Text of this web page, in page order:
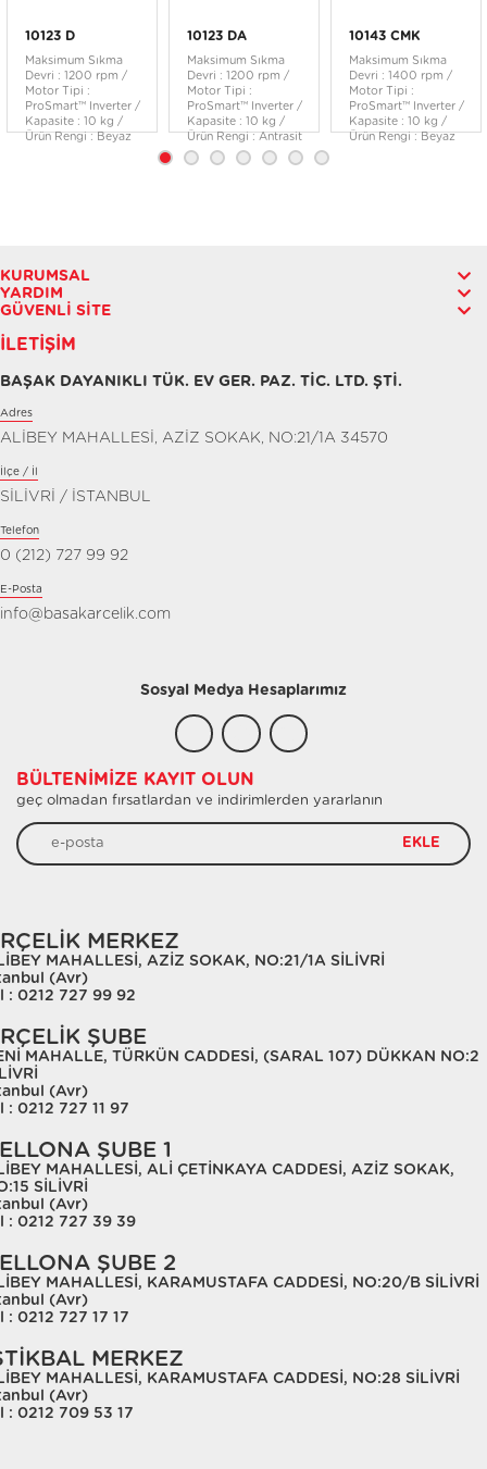
10123 D
Maksimum Sıkma
Devri : 1200 rpm /
Motor Tipi :
ProSmart™ Inverter /
Kapasite : 10 kg /
Ürün Rengi : Beyaz
10123 DA
Maksimum Sıkma
Devri : 1200 rpm /
Motor Tipi :
ProSmart™ Inverter /
Kapasite : 10 kg /
Ürün Rengi : Antrasit
10143 CMK
Maksimum Sıkma
Devri : 1400 rpm /
Motor Tipi :
ProSmart™ Inverter /
Kapasite : 10 kg /
Ürün Rengi : Beyaz
KURUMSAL
YARDIM
GÜVENLI SITE
İLETIŞIM
BAŞAK DAYANIKLI TÜK. EV GER. PAZ. TİC. LTD. ŞTİ.
Adres
ALİBEY MAHALLESİ, AZİZ SOKAK, NO:21/1A 34570
İlçe / İl
SİLİVRİ / İSTANBUL
Telefon
0 (212) 727 99 92
E-Posta
info@basakarcelik.com
Sosyal Medya Hesaplarımız
BÜLTENIMIZE KAYIT OLUN
geç olmadan fırsatlardan ve indirimlerden yararlanın
EKLE
MERKEZ
MAHALLESİ, AZİZ SOKAK, NO:21/1A SİLİVRİ
(Avr)
: 0212 727 99 92
ŞUBE
MAHALLE, TÜRKÜN CADDESİ, (SARAL 107) DÜKKAN NO:2
(Avr)
: 0212 727 11 97
ŞUBE 1
MAHALLESİ, ALİ ÇETİNKAYA CADDESİ, AZİZ SOKAK,
SİLİVRİ
(Avr)
: 0212 727 39 39
ŞUBE 2
MAHALLESİ, KARAMUSTAFA CADDESİ, NO:20/B SİLİVRİ
(Avr)
: 0212 727 17 17
MERKEZ
MAHALLESİ, KARAMUSTAFA CADDESİ, NO:28 SİLİVRİ
(Avr)
: 0212 709 53 17